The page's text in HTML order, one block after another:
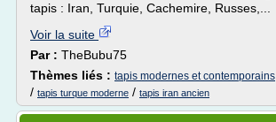
tapis : Iran, Turquie, Cachemire, Russes,...
Voir la suite
Par : TheBubu75
Thèmes liés : tapis modernes et contemporains
/ tapis turque moderne / tapis iran ancien